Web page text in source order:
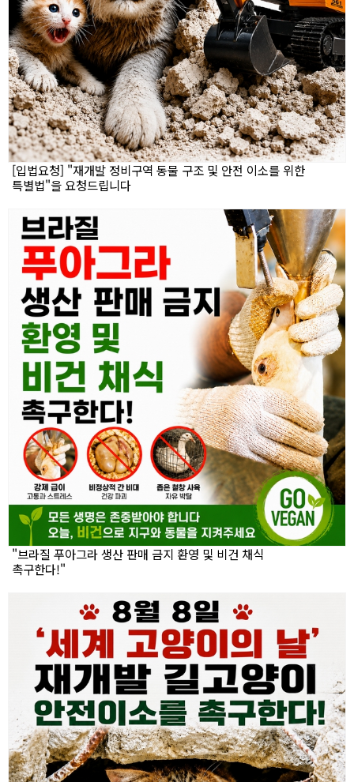
[입법요청] "재개발 정비구역 동물 구조 및 안전 이소를 위한
특별법"을 요청드립니다
"브라질 푸아그라 생산 판매 금지 환영 및 비건 채식
촉구한다!"